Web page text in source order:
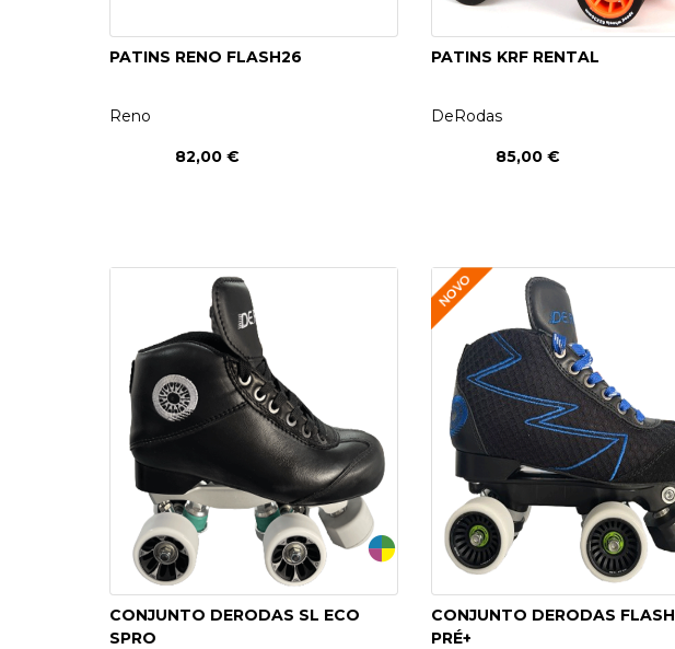
PATINS RENO FLASH26
Reno
82,00 €
PATINS KRF RENTAL
DeRodas
85,00 €
CONJUNTO DERODAS SL ECO
SPRO
CONJUNTO DERODAS FLASH
PRÉ+